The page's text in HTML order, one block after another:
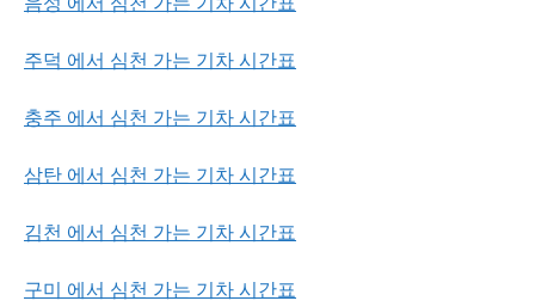
주덕 에서 심천 가는 기차 시간표
충주 에서 심천 가는 기차 시간표
삼탄 에서 심천 가는 기차 시간표
김천 에서 심천 가는 기차 시간표
구미 에서 심천 가는 기차 시간표